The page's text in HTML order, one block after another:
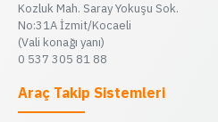
Kozluk Mah. Saray Yokuşu Sok.
No:31A İzmit/Kocaeli
(Vali konağı yanı)
0 537 305 81 88
Araç Takip Sistemleri